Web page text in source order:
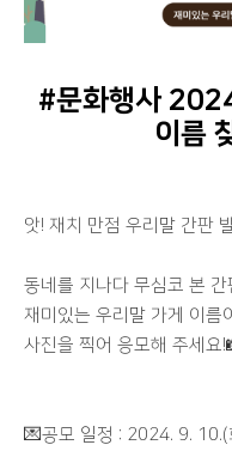
#문화행사
이름
앗! 재치 만점 우리말 간판
동네를 지나다 무심코 본 간
재미있는 우리말 가게 이름
사진을 찍어 응모해 주세요
💌공모 일정 : 2024. 9.